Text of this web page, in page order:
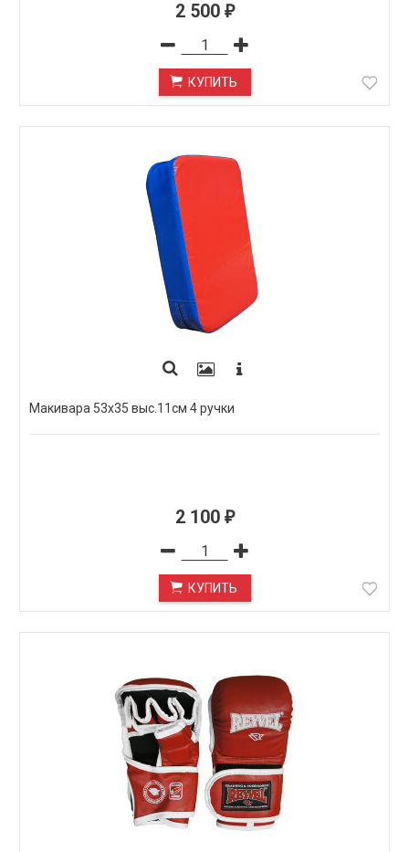
2 500 ₽
КУПИТЬ
Макивара 53х35 выс.11см 4 ручки
2 100 ₽
КУПИТЬ